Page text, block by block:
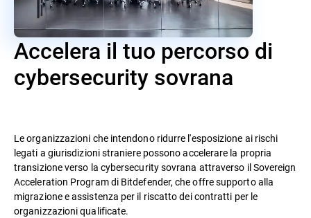
Accelera il tuo percorso di
cybersecurity sovrana
Le organizzazioni che intendono ridurre l'esposizione ai rischi
legati a giurisdizioni straniere possono accelerare la propria
transizione verso la cybersecurity sovrana attraverso il Sovereign
Acceleration Program di Bitdefender, che offre supporto alla
migrazione e assistenza per il riscatto dei contratti per le
organizzazioni qualificate.